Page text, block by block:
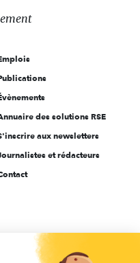
des solutions RSE
aux newsletters
et rédacteurs